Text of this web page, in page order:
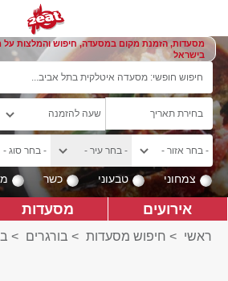
מסעדות, הזמנת מקום במסעדה, חיפוש והמלצות על
בישראל
צמחוני טבעוני כשר
אירועים מסעדות
ראשי > חיפוש מסעדות > בורגרים >